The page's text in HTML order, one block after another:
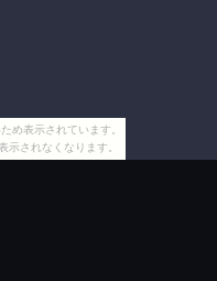
め表示されています。
示されなくなります。